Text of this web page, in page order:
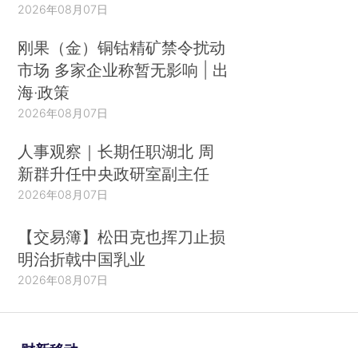
2026年08月07日
刚果（金）铜钴精矿禁令扰动
市场 多家企业称暂无影响 | 出
海·政策
2026年08月07日
人事观察｜长期任职湖北 周
新群升任中央政研室副主任
2026年08月07日
【交易簿】松田克也挥刀止损
明治折戟中国乳业
2026年08月07日